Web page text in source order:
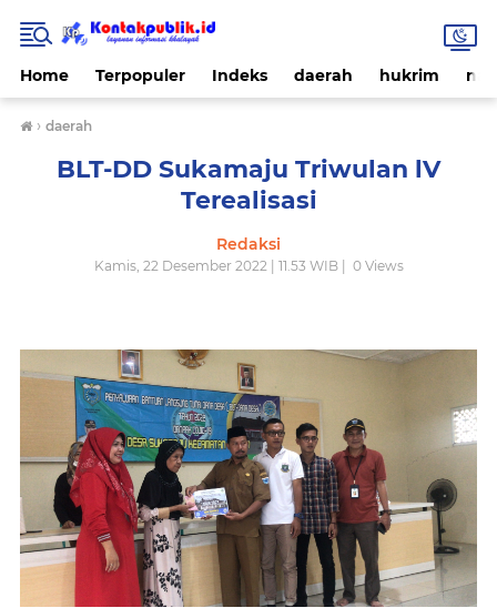
Home Terpopuler Indeks daerah hukrim
› daerah
BLT-DD Sukamaju Triwulan lV
Terealisasi
Redaksi
Kamis, 22 Desember 2022 | 11.53 WIB | 0Views